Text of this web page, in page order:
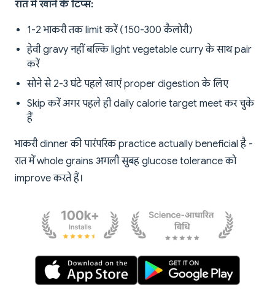
रात में खाने के टिप्स:
1-2 भाकरी तक limit करें (150-300 कैलोरी)
हेवी gravy नहीं बल्कि light vegetable curry के साथ pair
करें
सोने से 2-3 घंटे पहले खाएं proper digestion के लिए
Skip करें अगर पहले ही daily calorie target meet कर चुके
हैं
भाकरी dinner की पारंपरिक practice actually beneficial है -
रात में whole grains अगली सुबह glucose tolerance को
improve करते हैं।